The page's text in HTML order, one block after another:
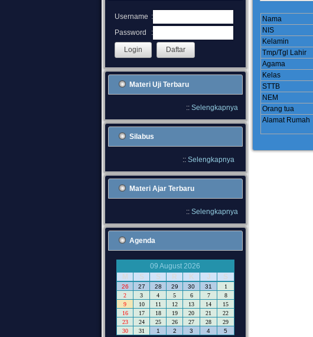
Username :
Password
:
Materi Uji Terbaru
:: Selengkapnya
Silabus
:: Selengkapnya
Materi Ajar Terbaru
:: Selengkapnya
Agenda
09 August 2026
M
S S R K J S
26 27 28 29 30 31
1
2
3 4 5 6 7
8
9
10 11 12 13 14
15
16
17 18 19 20 21
22
23
24 25 26 27 28
29
30
31 1 2 3 4 5
Nama
NIS
Kelamin
Tmp/Tgl Lahir
Agama
Kelas
STTB
NEM
Orang tua
Alamat Rumah